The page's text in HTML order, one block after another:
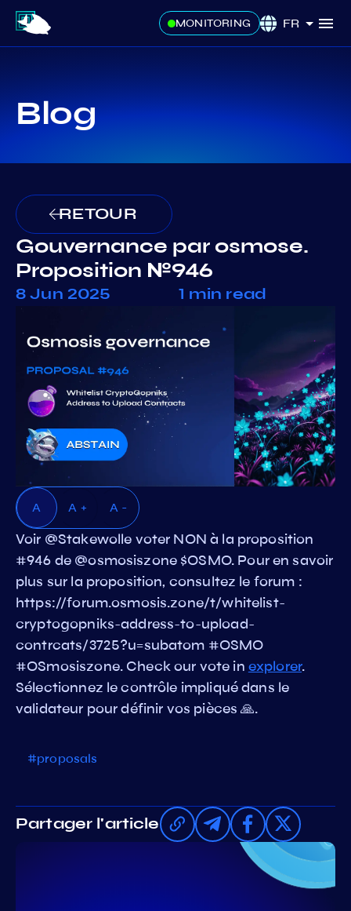
MONITORING FR
Blog
RETOUR
Gouvernance par osmose.
Proposition №946
8 Jun 2025 1 min read
A A + A -
Voir @Stakewolle voter NON à la proposition
#946 de @osmosiszone $OSMO. Pour en savoir
plus sur la proposition, consultez le forum :
https://forum.osmosis.zone/t/whitelist-
cryptogopniks-address-to-upload-
contrcats/3725?u=subatom #OSMO
#OSmosiszone. Check our vote in explorer.
Sélectionnez le contrôle impliqué dans le
validateur pour définir vos pièces 🙏.
#proposals
Partager l'article